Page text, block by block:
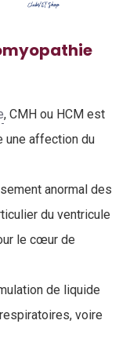
, CMH ou HCM est
une affection du
anormal des
du ventricule
le cœur de
de liquide
voire